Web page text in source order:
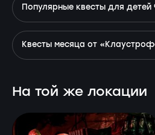
Популярные квесты для детей
Квесты месяца от
На той же локации